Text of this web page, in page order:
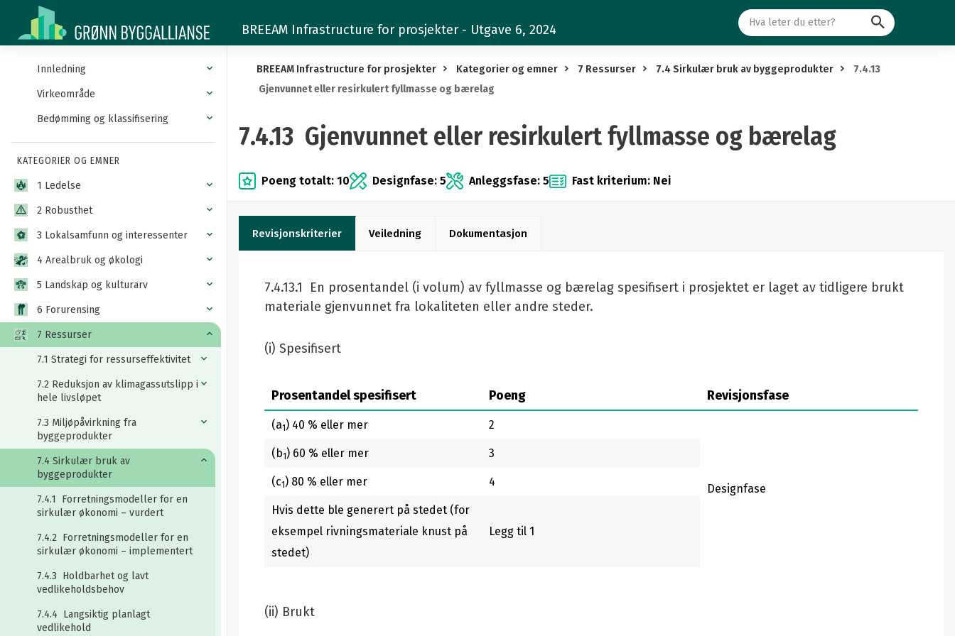
7.4.13
Gjenvunnet
eller
resirkulert
fyllmasse
og
bærelag
BREEAM Infrastructure for prosjekter - Utgave 6, 2024 Søk
Innledning
Virkeområde
Bedømming og klassifisering
KATEGORIER OG EMNER
1 Ledelse
2 Robusthet
3 Lokalsamfunn og interessenter
4 Arealbruk og økologi
5 Landskap og kulturarv
6 Forurensing
7 Ressurser
7.1 Strategi for ressurseffektivitet
7.2 Reduksjon av klimagassutslipp i
hele livsløpet
7.3 Miljøpåvirkning fra
byggeprodukter
7.4 Sirkulær bruk av
byggeprodukter
7.4.1 Forretningsmodeller for en
sirkulær økonomi – vurdert
7.4.2 Forretningsmodeller for en
sirkulær økonomi – implementert
7.4.3 Holdbarhet og lavt
vedlikeholdsbehov
7.4.4 Langsiktig planlagt
vedlikehold
BREEAM Infrastructure for prosjekter Kategorier og emner 7 Ressurser 7.4 Sirkulær bruk av byggeprodukter
7.4.13
Gjenvunnet eller resirkulert fyllmasse og bærelag
7.4.13 Gjenvunnet eller resirkulert fyllmasse og bærelag
Poeng totalt: 10 Designfase: 5 Anleggsfase: 5 Fast kriterium: Nei
Revisjonskriterier Veiledning Dokumentasjon
7.4.13.1 En prosentandel (i volum) av fyllmasse og bærelag spesifisert i prosjektet er laget av tidligere brukt
materiale gjenvunnet fra lokaliteten eller andre steder.
(i) Spesifisert
Prosentandel spesifisert Poeng Revisjonsfase
(a1 ) 40 % eller mer 2
Designfase
(b1 ) 60 % eller mer 3
(c1 ) 80 % eller mer 4
Hvis dette ble generert på stedet (for
eksempel rivningsmateriale knust på
stedet)
Legg til 1
(ii) Brukt